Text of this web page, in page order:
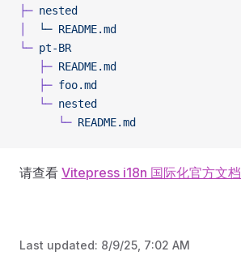
├─ nested
  └─
README.md
└─ pt-BR
   ├─
README.md
   ├─
foo.md
   └─
nested
      └─
README.md
请查看 Vitepress i18n 国际化官方文档
Last updated: 8/9/25, 7:02 AM